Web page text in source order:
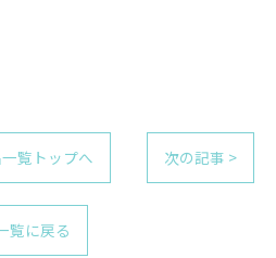
覧トップへ 次の記事 >
覧に戻る